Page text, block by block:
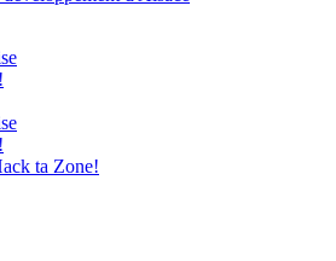
ta Zone!